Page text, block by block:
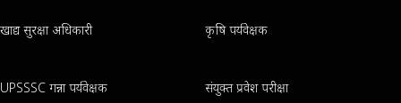
खाद्य सुरक्षा अधिकारी कृषि पर्यवेक्षक
UPSSSC गन्ना पर्यवेक्षक संयुक्त प्रवेश परीक्षा